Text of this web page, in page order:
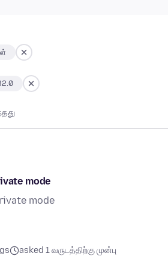
mode
mode
asked 1 வருடத்திற்கு முன்பு